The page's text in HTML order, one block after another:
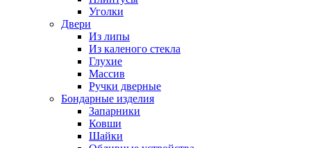
Уголки
Двери
Из липы
Из каленого стекла
Глухие
Массив
Ручки дверные
Бондарные изделия
Запарники
Ковши
Шайки